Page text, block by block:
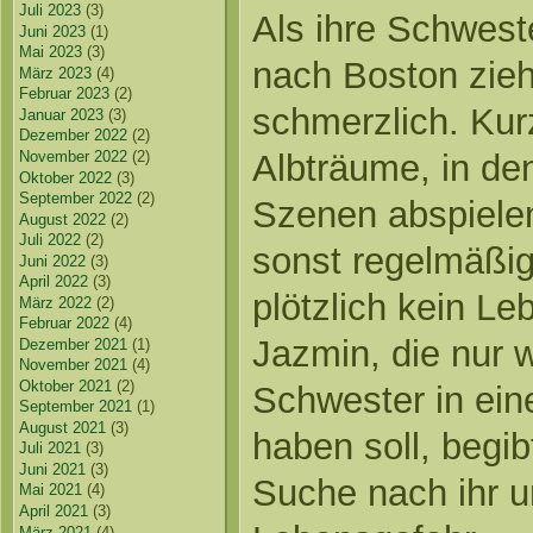
Juli 2023 (3)
Juni 2023 (1)
Mai 2023 (3)
März 2023 (4)
Februar 2023 (2)
Januar 2023 (3)
Dezember 2022 (2)
November 2022 (2)
Oktober 2022 (3)
September 2022 (2)
August 2022 (2)
Juli 2022 (2)
Juni 2022 (3)
April 2022 (3)
März 2022 (2)
Februar 2022 (4)
Dezember 2021 (1)
November 2021 (4)
Oktober 2021 (2)
September 2021 (1)
August 2021 (3)
Juli 2021 (3)
Juni 2021 (3)
Mai 2021 (4)
April 2021 (3)
Als ihre
nach Boston
schmerzlich.
Albträume, in
Szenen
sonst
plötzlich kein
Jazmin, die nur
Schwester in
haben soll,
Suche nach ihr